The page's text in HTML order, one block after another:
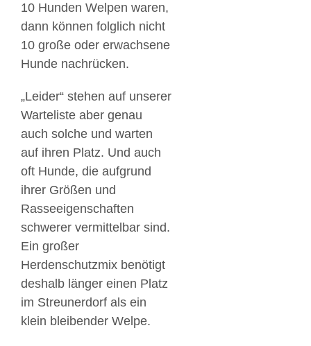
10 Hunden Welpen waren,
dann können folglich nicht
10 große oder erwachsene
Hunde nachrücken.
„Leider“ stehen auf unserer
Warteliste aber genau
auch solche und warten
auf ihren Platz. Und auch
oft Hunde, die aufgrund
ihrer Größen und
Rasseeigenschaften
schwerer vermittelbar sind.
Ein großer
Herdenschutzmix benötigt
deshalb länger einen Platz
im Streunerdorf als ein
klein bleibender Welpe.